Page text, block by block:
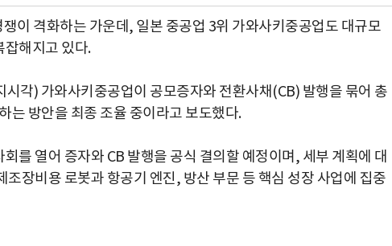
이 격화하는 가운데, 일본 중공업 3위 가와사키중공업도 대규모
잡해지고 있다.
각) 가와사키중공업이 공모증자와 전환사채(CB) 발행을 묶어 총
는 방안을 최종 조율 중이라고 보도했다.
를 열어 증자와 CB 발행을 공식 결의할 예정이며, 세부 계획에 대
장비용 로봇과 항공기 엔진, 방산 부문 등 핵심 성장 사업에 집중